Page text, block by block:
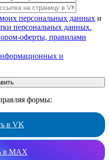
моих персональных данных и
персональных данных.
оферты, правилами
и
формы:
в VK
в MAX